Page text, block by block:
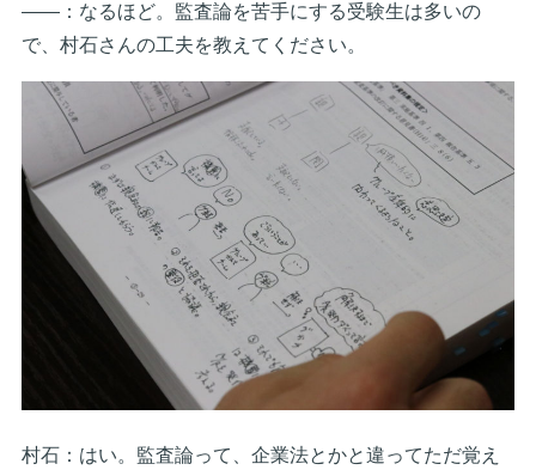
――：なるほど。監査論を苦手にする受験生は多いの
で、村石さんの工夫を教えてください。
村石：はい。監査論って、企業法とかと違ってただ覚え